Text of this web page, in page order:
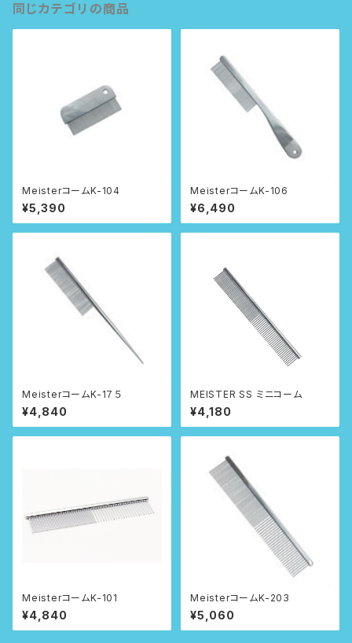
同じカテゴリの商品
MeisterコームK-104
¥5,390
MeisterコームK-106
¥6,490
MeisterコームK-1７５
¥4,840
MEISTER SS ミニコーム
¥4,180
MeisterコームK-101
¥4,840
MeisterコームK-203
¥5,060